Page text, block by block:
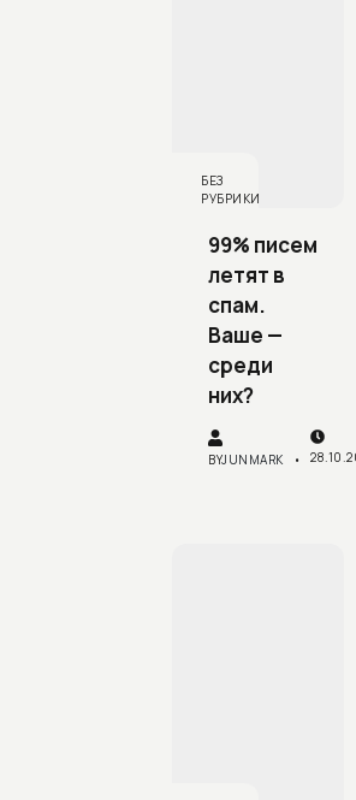
БЕЗ
РУБРИКИ
99% писем
летят в
спам.
Ваше —
среди
них?
BYJUNMARK